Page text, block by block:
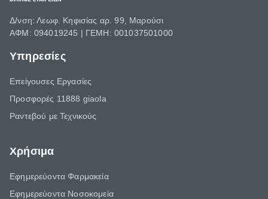
Δ/νση: Λεωφ. Κηφισίας αρ. 99, Μαρούσι
ΑΦΜ: 094019245 | ΓΕΜΗ: 001037501000
Υπηρεσίες
Επείγουσες Εργασίες
Προσφορές 11888 giaola
Ραντεβού με Τεχνικούς
Χρήσιμα
Εφημερεύοντα Φαρμακεία
Εφημερεύοντα Νοσοκομεία